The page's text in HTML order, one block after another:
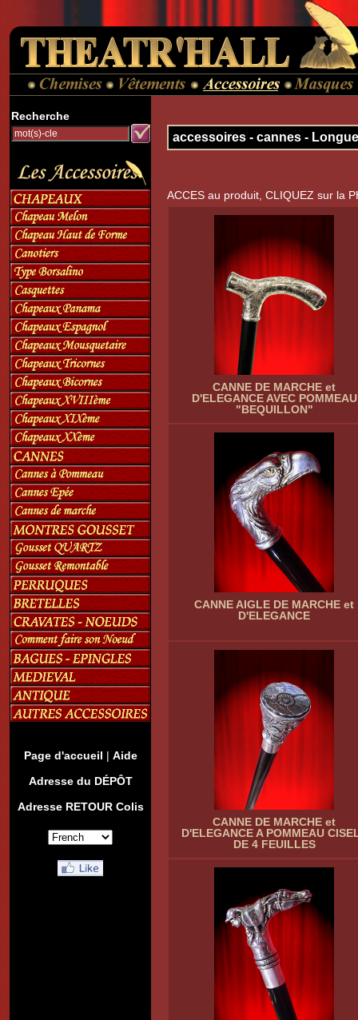
Recherche
Page d'accueil | Aide
Adresse du DÉPÔT
Adresse RETOUR Colis
accessoires - cannes -
ACCES au produit, CLIQUEZ sur la
CANNE DE MARCHE et
D'ELEGANCE AVEC POMMEAU
"BEQUILLON"
CANNE AIGLE DE MARCHE et
D'ELEGANCE
CANNE DE MARCHE et
D'ELEGANCE A POMMEAU
DE 4 FEUILLES